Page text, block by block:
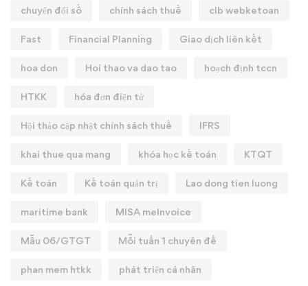
chuyển đổi số chính sách thuế clb webketoan
Fast Financial Planning Giao dịch liên kết
hoa don Hoi thao va dao tao hoạch định tccn
HTKK hóa đơn điện tử
Hội thảo cập nhật chính sách thuế IFRS
khai thue qua mang khóa học kế toán KTQT
Kế toán Kế toán quản trị Lao dong tien luong
maritime bank MISA meInvoice
Mẫu 06/GTGT Mỗi tuần 1 chuyên đề
phan mem htkk phát triển cá nhân